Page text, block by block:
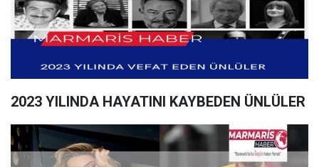
2023 YILINDA HAYATINI KAYBEDEN ÜNLÜLER